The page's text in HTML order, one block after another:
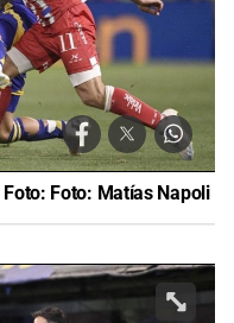
Foto: Foto: Matías Napoli